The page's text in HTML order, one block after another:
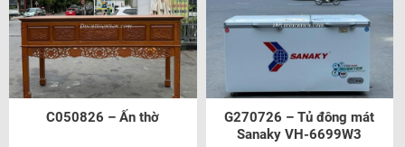
C050826 – Ấn thờ
G270726 – Tủ đông mát
Sanaky VH-6699W3